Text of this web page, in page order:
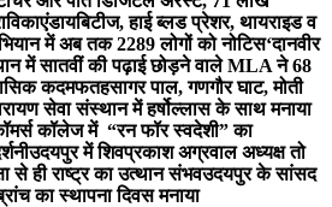
डायबिटीज, हाई ब्लड प्रेशर, थायराइड व
में अब तक 2289 लोगों को नोटिस‘दानवीर
में सातवीं की पढ़ाई छोड़ने वाले MLA ने 68
कदमफतहसागर पाल, गणगौर घाट, मोती
सेवा संस्थान में हर्षोल्लास के साथ मनाया
कॉलेज में “रन फॉर स्वदेशी” का
उदयपुर में शिवप्रकाश अग्रवाल अध्यक्ष तो
से ही राष्ट्र का उत्थान संभवउदयपुर के सांसद
का स्थापना दिवस मनाया